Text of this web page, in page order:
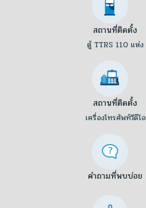
สถานที่ติดตั้ง
ตู้ TTRS 110 แห่ง
สถานที่ติดตั้ง
เครื่องโทรศัพท์วีดีโอ
คำถามที่พบบ่อย